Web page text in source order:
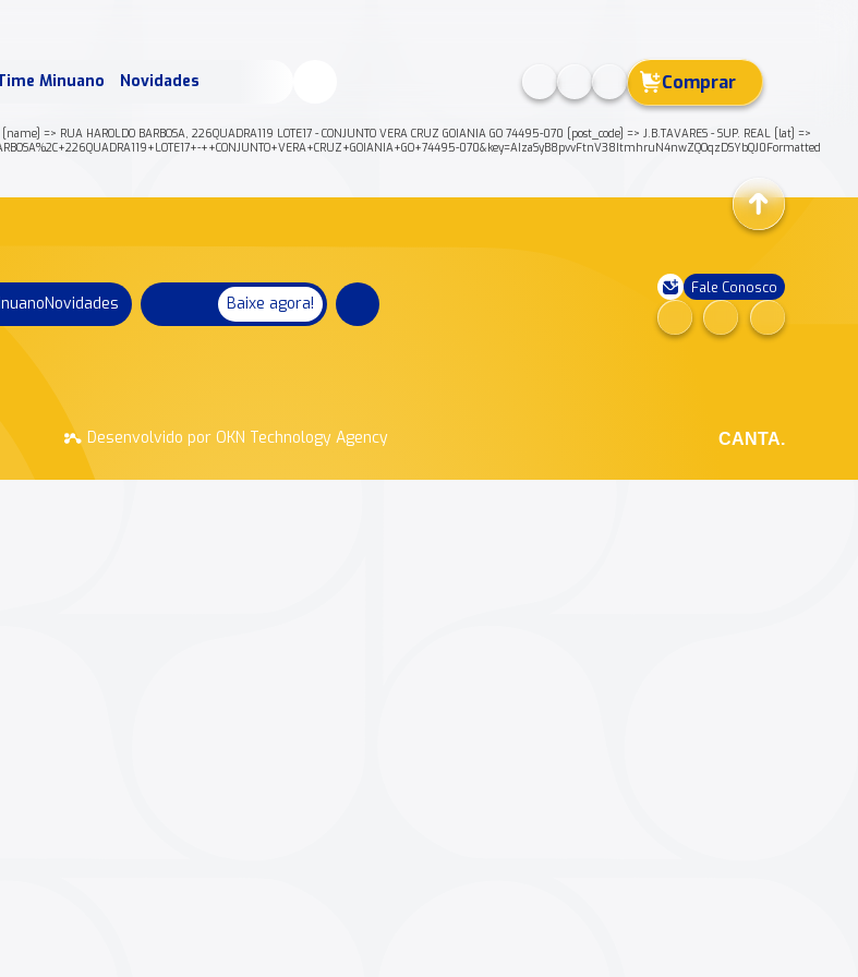
Minuano Novidades Comprar
=> RUA HAROLDO BARBOSA, 226QUADRA119 LOTE17 - CONJUNTO VERA CRUZ GOIANIA GO 74495-070 [post_code] => J.B.TAVARES - SUP. REAL [lat] =>
++CONJUNTO+VERA+CRUZ+GOIANIA+GO+74495-070&key=AIzaSyB8pvvFtnV38ItmhruN4nwZQOqzDSYbQJ0Formatted
Novidades Baixe agora!
Fale Conosco
Desenvolvido por OKN Technology Agency CANTA.